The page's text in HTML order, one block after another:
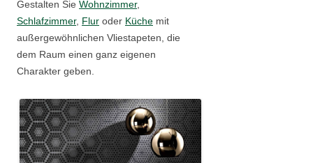
Gestalten Sie Wohnzimmer,
Schlafzimmer, Flur oder Küche mit
außergewöhnlichen Vliestapeten, die
dem Raum einen ganz eigenen
Charakter geben.